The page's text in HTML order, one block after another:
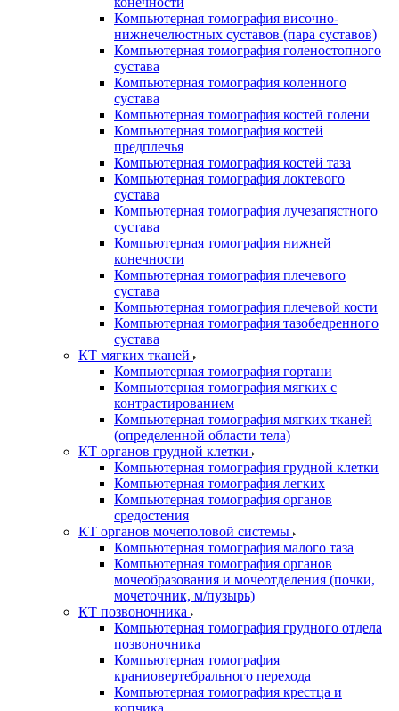
Компьютерная томография височно-
нижнечелюстных суставов (пара суставов)
Компьютерная томография голеностопного
сустава
Компьютерная томография коленного
сустава
Компьютерная томография костей голени
Компьютерная томография костей
предплечья
Компьютерная томография костей таза
Компьютерная томография локтевого
сустава
Компьютерная томография лучезапястного
сустава
Компьютерная томография нижней
конечности
Компьютерная томография плечевого
сустава
Компьютерная томография плечевой кости
Компьютерная томография тазобедренного
сустава
КТ мягких тканей
Компьютерная томография гортани
Компьютерная томография мягких с
контрастированием
Компьютерная томография мягких тканей
(определенной области тела)
КТ органов грудной клетки
Компьютерная томография грудной клетки
Компьютерная томография легких
Компьютерная томография органов
средостения
КТ органов мочеполовой системы
Компьютерная томография малого таза
Компьютерная томография органов
мочеобразования и мочеотделения (почки,
мочеточник, м/пузырь)
КТ позвоночника
Компьютерная томография грудного отдела
позвоночника
Компьютерная томография
краниовертебрального перехода
Компьютерная томография крестца и
копчика